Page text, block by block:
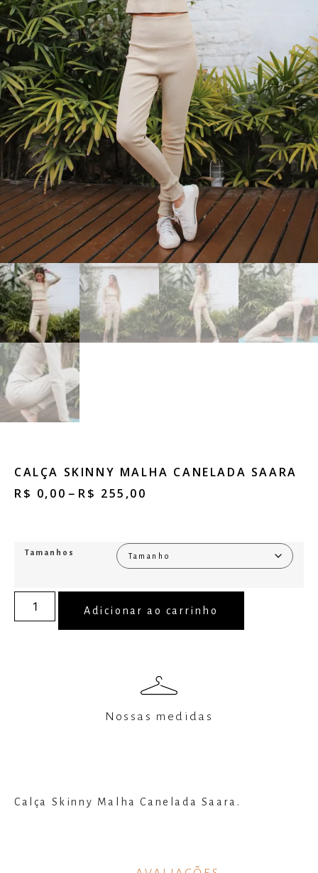
CALÇA SKINNY MALHA CANELADA SAARA
R$ 0,00 – R$ 255,00
Tamanhos
Adicionar ao carrinho
Nossas medidas
Calça Skinny Malha Canelada Saara.